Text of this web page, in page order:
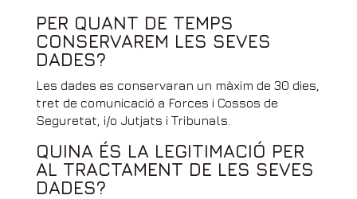
PER QUANT DE TEMPS
CONSERVAREM LES SEVES
DADES?
Les dades es conservaran un màxim de 30 dies,
tret de comunicació a Forces i Cossos de
Seguretat, i/o Jutjats i Tribunals.
QUINA ÉS LA LEGITIMACIÓ PER
AL TRACTAMENT DE LES SEVES
DADES?